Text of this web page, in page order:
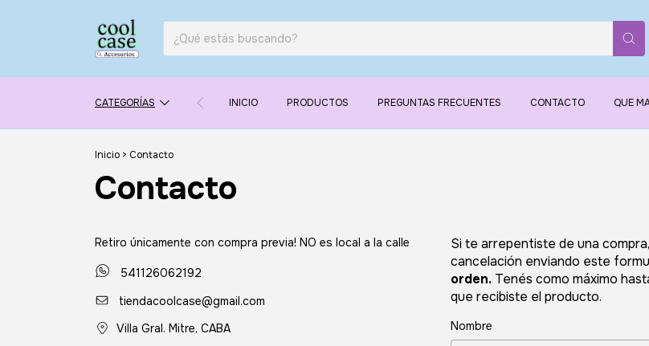
CATEGORÍAS INICIO PRODUCTOS PREGUNTAS FRECUENTES CONTACTO QUE
Inicio > Contacto
Contacto
Retiro únicamente con compra previa! NO es local a la calle
541126062192
tiendacoolcase@gmail.com
Villa Gral. Mitre, CABA
Si te arrepentiste de una
cancelación enviando este
orden. Tenés como máximo
que recibiste el producto.
Nombre